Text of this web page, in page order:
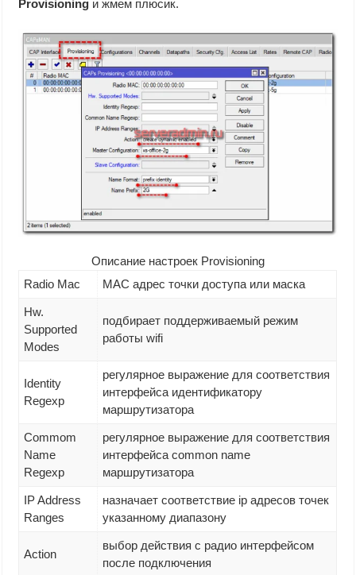
Provisioning и жмем плюсик.
Описание настроек Provisioning
Radio Mac
MAC адрес точки доступа или маска
Hw.
Supported
Modes
подбирает поддерживаемый режим
работы wifi
Identity
Regexp
регулярное выражение для соответствия
интерфейса идентификатору
маршрутизатора
Commom
Name
Regexp
регулярное выражение для соответствия
интерфейса common name
маршрутизатора
IP Address
Ranges
назначает соответствие ip адресов точек
указанному диапазону
Action
выбор действия с радио интерфейсом
после подключения